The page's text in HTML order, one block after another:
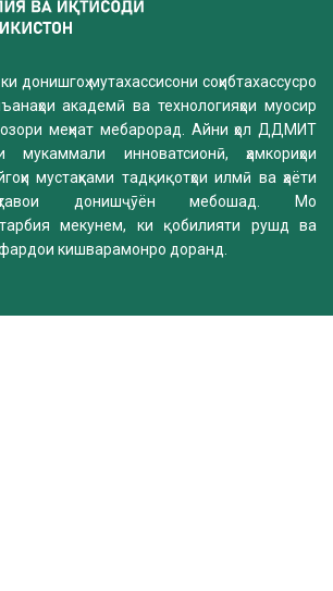
донишгоҳ мутахассисони соҳибтахассусро
академӣ ва технологияҳои муосир
меҳнат мебарорад. Айни ҳол ДДМИТ
мукаммали инноватсионӣ, ҳамкориҳои
мустаҳками тадқиқотҳои илмӣ ва ҳаёти
донишҷӯён мебошад. Мо
тарбия мекунем, ки қобилияти рушд ва
кишварамонро доранд.